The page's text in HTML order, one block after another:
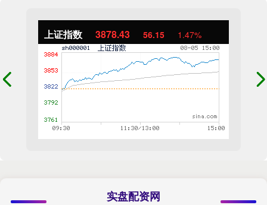
上证指数 3878.43 56.15 1.47%
实盘配资网